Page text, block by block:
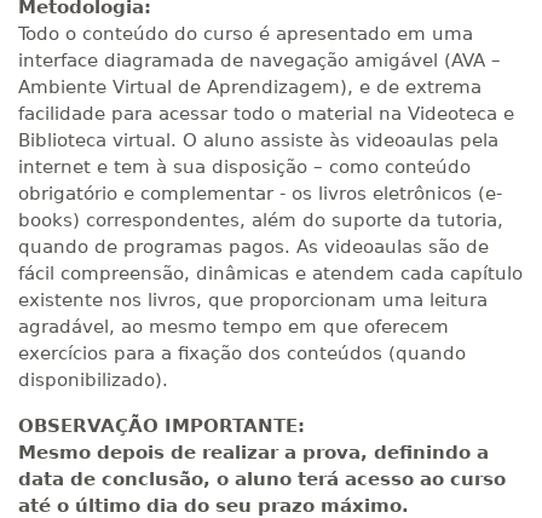
Metodologia:
Todo o conteúdo do curso é apresentado em uma
interface diagramada de navegação amigável (AVA –
Ambiente Virtual de Aprendizagem), e de extrema
facilidade para acessar todo o material na Videoteca e
Biblioteca virtual. O aluno assiste às videoaulas pela
internet e tem à sua disposição – como conteúdo
obrigatório e complementar - os livros eletrônicos (e-
books) correspondentes, além do suporte da tutoria,
quando de programas pagos. As videoaulas são de
fácil compreensão, dinâmicas e atendem cada capítulo
existente nos livros, que proporcionam uma leitura
agradável, ao mesmo tempo em que oferecem
exercícios para a fixação dos conteúdos (quando
disponibilizado).
OBSERVAÇÃO IMPORTANTE:
Mesmo depois de realizar a prova, definindo a
data de conclusão, o aluno terá acesso ao curso
até o último dia do seu prazo máximo.